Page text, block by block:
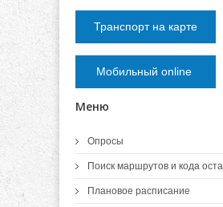
Транспорт на карте
Мобильный online
Меню
Опросы
Поиск маршрутов и кода
Плановое расписание